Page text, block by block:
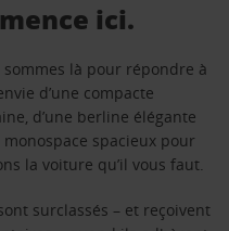
ici.
sommes là pour répondre à
d’une compacte
d’une berline élégante
monospace spacieux pour
la voiture qu’il vous faut.
surclassés – et reçoivent